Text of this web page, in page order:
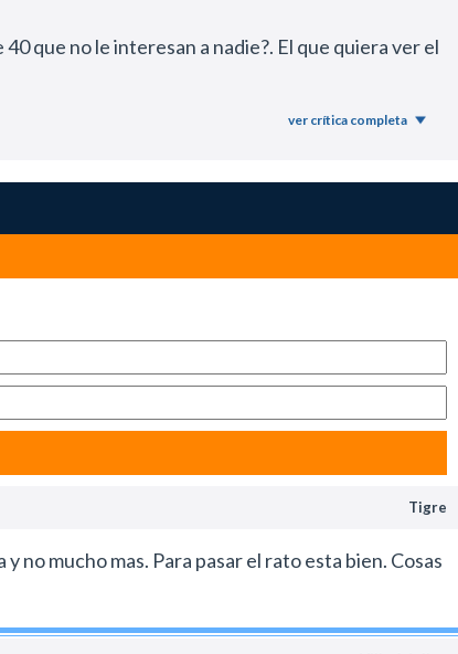
que no le interesan a nadie?. El que quiera ver el
es un buen producto y listo.
ver crítica completa
Tigre
no mucho mas. Para pasar el rato esta bien. Cosas